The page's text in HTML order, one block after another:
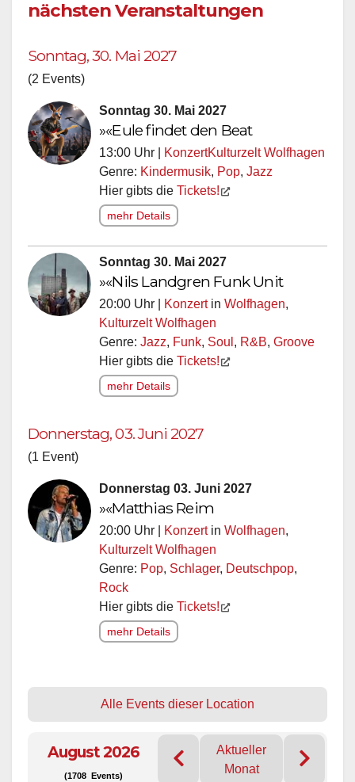
nächsten Veranstaltungen
Sonntag, 30. Mai 2027
(2 Events)
Sonntag 30. Mai 2027
»«Eule findet den Beat
13:00 Uhr | KonzertKulturzelt Wolfhagen
Genre: Kindermusik, Pop, Jazz
Hier gibts die Tickets!
mehr Details
Sonntag 30. Mai 2027
»«Nils Landgren Funk Unit
20:00 Uhr | Konzertin Wolfhagen,
Kulturzelt Wolfhagen
Genre: Jazz, Funk, Soul , R&B, Groove
Hier gibts die Tickets!
mehr Details
Donnerstag, 03. Juni 2027
(1 Event)
Donnerstag 03. Juni 2027
»«Matthias Reim
20:00 Uhr | Konzertin Wolfhagen,
Kulturzelt Wolfhagen
Genre: Pop, Schlager, Deutschpop,
Rock
Hier gibts die Tickets!
mehr Details
Alle Events dieser Location
August 2026
(1708 Events)
Aktueller
Monat